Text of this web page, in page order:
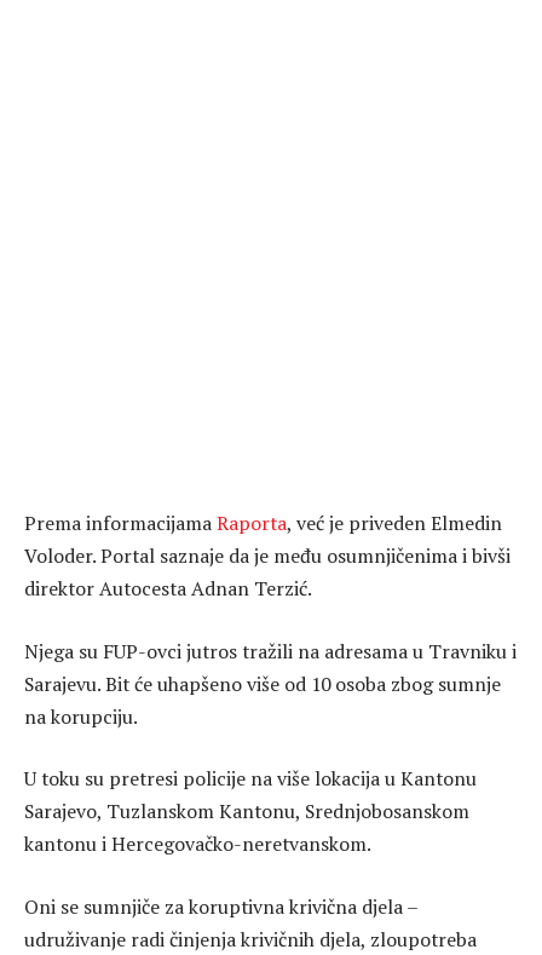
Prema informacijamaRaporta, već je priveden Elmedin
Voloder. Portal saznaje da je među osumnjičenima i bivši
direktor Autocesta Adnan Terzić.
Njega su FUP-ovci jutros tražili na adresama u Travniku i
Sarajevu. Bit će uhapšeno više od 10 osoba zbog sumnje
na korupciju.
U toku su pretresi policije na više lokacija u Kantonu
Sarajevo, Tuzlanskom Kantonu, Srednjobosanskom
kantonu i Hercegovačko-neretvanskom.
Oni se sumnjiče za koruptivna krivična djela –
udruživanje radi činjenja krivičnih djela, zloupotreba